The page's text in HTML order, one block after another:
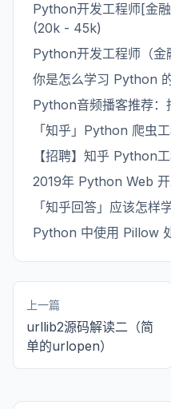
Python开发工程师[金
(20k - 45k)
Python开发工程师（金
你是怎么学习 Python
Python音频播客推荐：
「知乎」Python 爬虫
【招聘】知乎 Python
2019年 Python Web
「知乎回答」应该怎样
Python 中使用 Pillow
上一篇
urllib2源码解读二（简
单的urlopen）